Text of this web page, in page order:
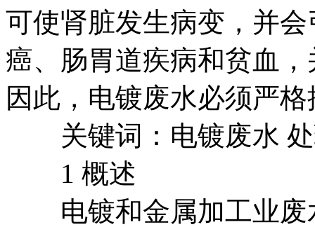
可使肾脏发生病变，并
癌、肠胃道疾病和贫血
因此，电镀废水必须严
关键词：电镀废水
1 概述
电镀和金属加工业废